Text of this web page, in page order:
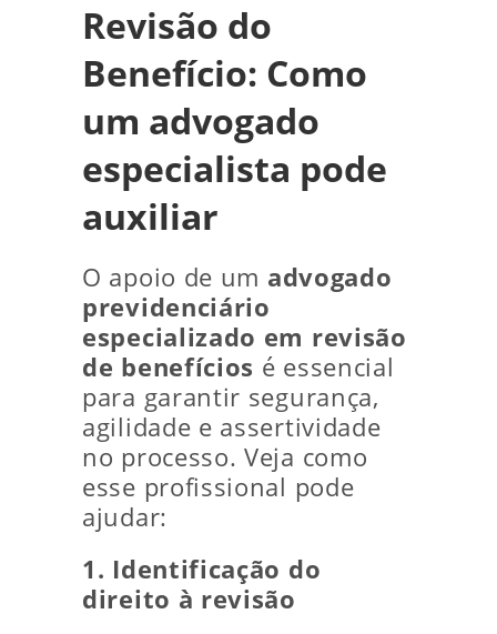
Revisão do
Benefício: Como
um advogado
especialista pode
auxiliar
O apoio de um advogado
previdenciário
especializado em revisão
de benefícios é essencial
para garantir segurança,
agilidade e assertividade
no processo. Veja como
esse profissional pode
ajudar:
1. Identificação do
direito à revisão